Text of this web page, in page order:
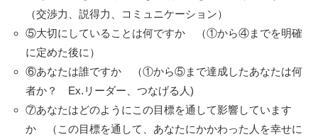
（交渉力、説得力、コミュニケーション）
⑤大切にしていることは何ですか （①から④までを明確
に定めた後に）
⑥あなたは誰ですか （①から⑤まで達成したあなたは何
者か？ Ex.リーダー、つなげる人)
⑦あなたはどのようにこの目標を通して影響しています
か （この目標を通して、あなたにかかわった人を幸せに